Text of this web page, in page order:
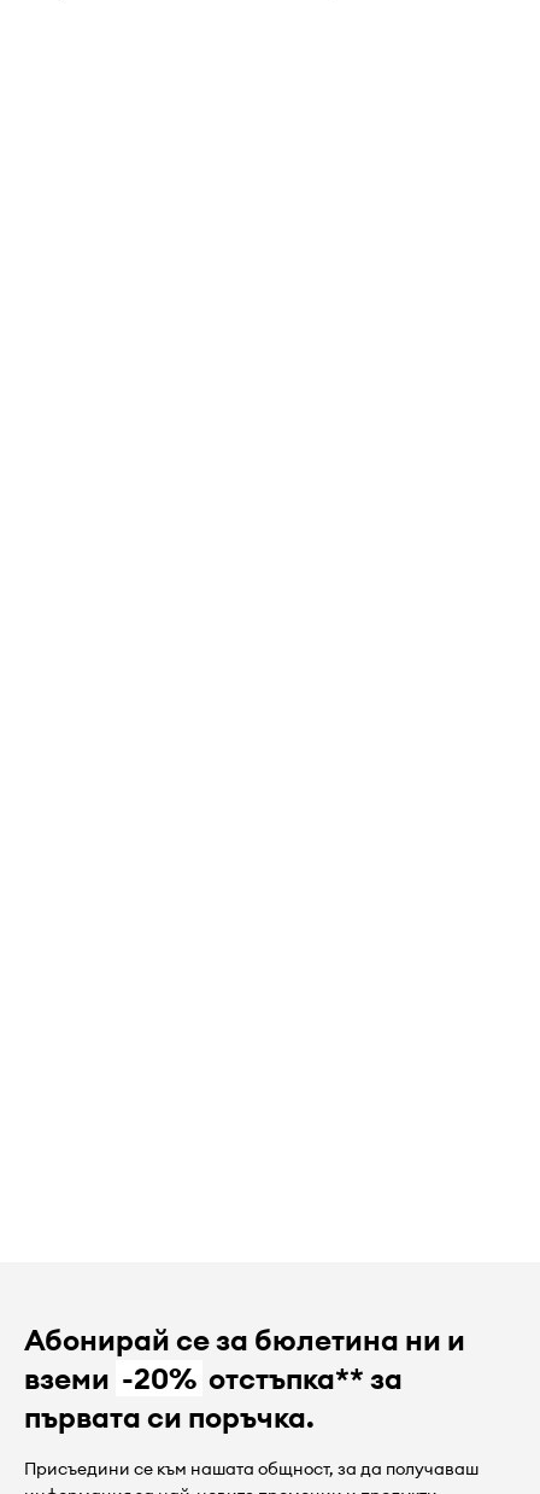
Абонирай се за бюлетина ни и
вземи -20% отстъпка** за
първата си поръчка.
Присъедини се към нашата общност, за да получаваш